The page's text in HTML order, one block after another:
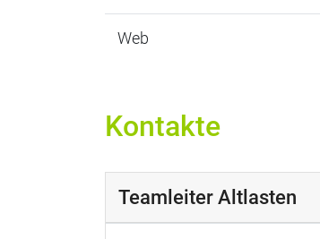
Web
Kontakte
Teamleiter Altlasten